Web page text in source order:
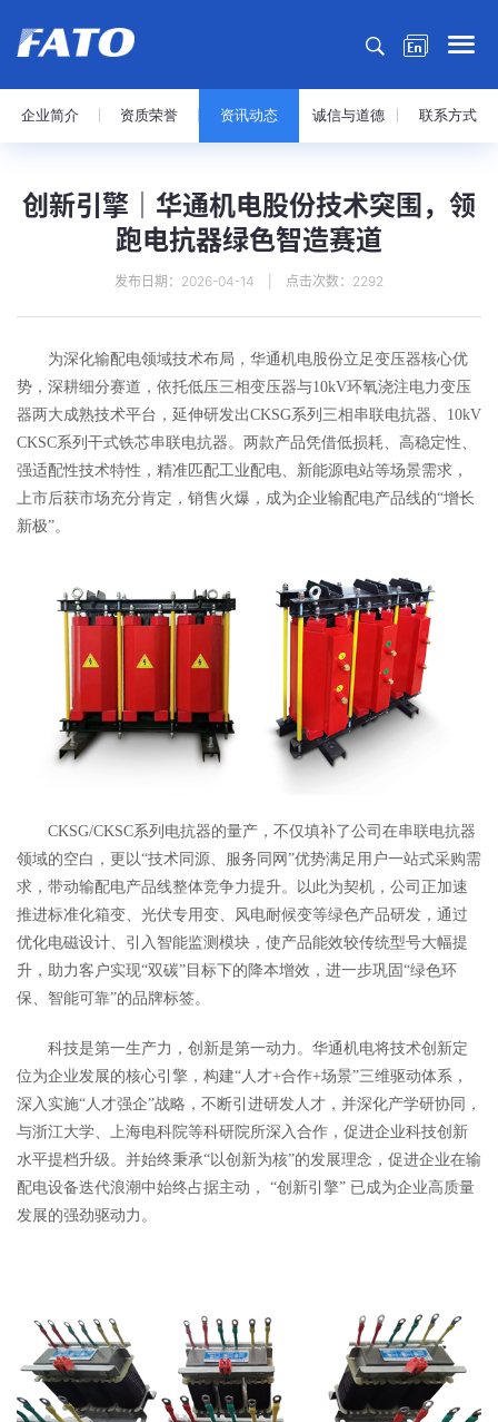
企业简介 资质荣誉 资讯动态 诚信与道德 联系方式
创新引擎｜华通机电股份技术突围，领
跑电抗器绿色智造赛道
发布日期：2026-04-14 | 点击次数：2292
为深化输配电领域技术布局，华通机电股份立足变压器核心优
势，深耕细分赛道，依托低压三相变压器与10kV环氧浇注电力变压
器两大成熟技术平台，延伸研发出CKSG系列三相串联电抗器、10kV
CKSC系列干式铁芯串联电抗器。两款产品凭借低损耗、高稳定性、
强适配性技术特性，精准匹配工业配电、新能源电站等场景需求，
上市后获市场充分肯定，销售火爆，成为企业输配电产品线的“增长
新极”。
CKSG/CKSC系列电抗器的量产，不仅填补了公司在串联电抗器
领域的空白，更以“技术同源、服务同网”优势满足用户一站式采购需
求，带动输配电产品线整体竞争力提升。以此为契机，公司正加速
推进标准化箱变、光伏专用变、风电耐候变等绿色产品研发，通过
优化电磁设计、引入智能监测模块，使产品能效较传统型号大幅提
升，助力客户实现“双碳”目标下的降本增效，进一步巩固“绿色环
保、智能可靠”的品牌标签。
科技是第一生产力，创新是第一动力。华通机电将技术创新定
位为企业发展的核心引擎，构建“人才+合作+场景”三维驱动体系，
深入实施“人才强企”战略，不断引进研发人才，并深化产学研协同，
与浙江大学、上海电科院等科研院所深入合作，促进企业科技创新
水平提档升级。并始终秉承“以创新为核”的发展理念，促进企业在输
配电设备迭代浪潮中始终占据主动， “创新引擎” 已成为企业高质量
发展的强劲驱动力。